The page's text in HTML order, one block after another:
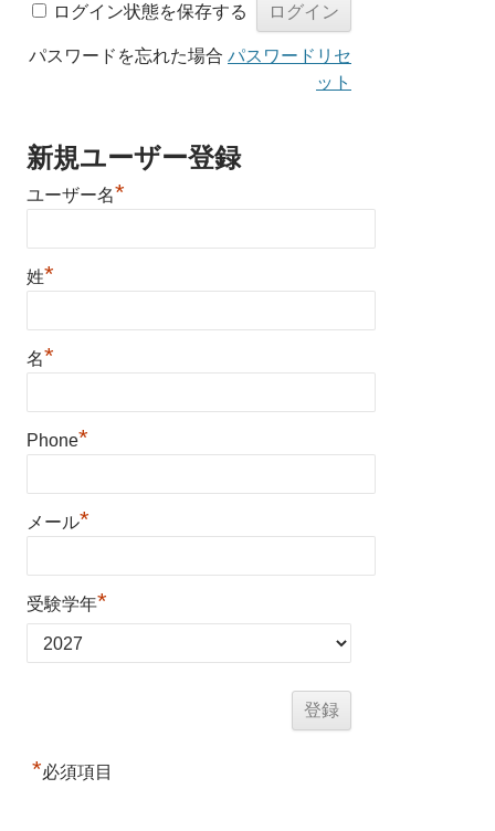
ログイン状態を保存する
パスワードを忘れた場合 パスワードリセ
ット
新規ユーザー登録
ユーザー名*
姓*
名*
Phone*
メール*
受験学年*
*必須項目